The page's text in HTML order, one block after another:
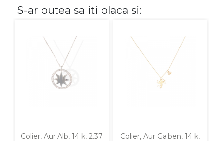
Cu pietre
S-ar putea sa iti placa si:
Colier, Aur Alb, 14 k, 2.37
Colier, Aur Galben, 14 k,